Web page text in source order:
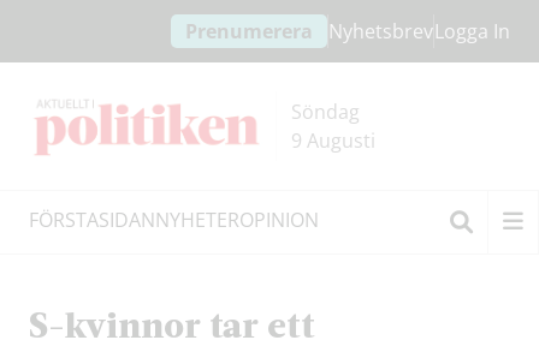
innehållet
headern
Prenumerera NyhetsbrevLogga In
Söndag
9 Augusti
FÖRSTASIDANNYHETEROPINION
S-kvinnor tar ett